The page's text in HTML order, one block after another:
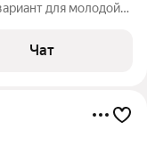
для молодой
кирпичный
Чат